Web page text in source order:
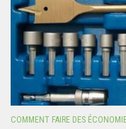
COMMENT FAIRE DES